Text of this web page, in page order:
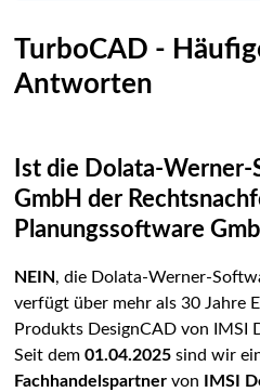
TurboCAD -
Antworten
Ist die Dolata-
GmbH der
Planungssoftware
NEIN, die Dolata-Werner-
verfügt über mehr als 30 Jahre
Produkts DesignCAD von IMSI
Seit dem01.04.2025sind wir
Fachhandelspartner von IMSI